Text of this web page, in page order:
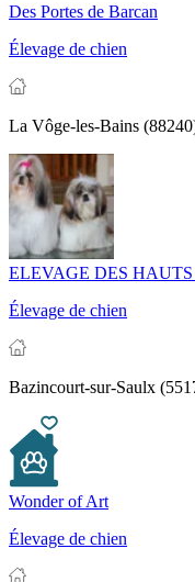
Des Portes de Barcan
Élevage de chien
La Vôge-les-Bains
ELEVAGE DES
Élevage de chien
Bazincourt-sur-Saulx
Wonder of Art
Élevage de chien